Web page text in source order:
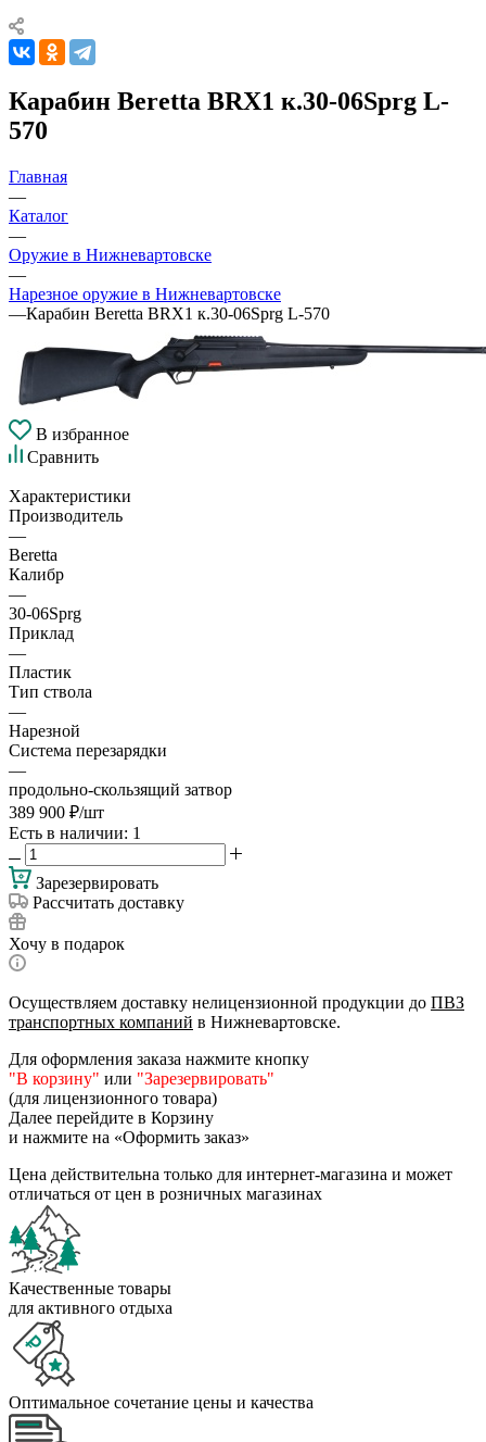
Карабин Beretta BRX1 к.30-06Sprg L-
570
Главная
—
Каталог
—
Оружие в Нижневартовске
—
Нарезное оружие в Нижневартовске
—Карабин Beretta BRX1 к.30-06Sprg L-570
В избранное
Сравнить
Характеристики
Производитель
—
Beretta
Калибр
—
30-06Sprg
Приклад
—
Пластик
Тип ствола
—
Нарезной
Система перезарядки
—
продольно-скользящий затвор
389 900 ₽/шт
Есть в наличии: 1
Зарезервировать
Рассчитать доставку
Хочу в подарок
Осуществляем доставку нелицензионной продукции до ПВЗ
транспортных компаний в Нижневартовске.
Для оформления заказа нажмите кнопку
"В корзину" или "Зарезервировать"
(для лицензионного товара)
Далее перейдите в Корзину
и нажмите на «Оформить заказ»
Цена действительна только для интернет-магазина и может
отличаться от цен в розничных магазинах
Качественные товары
для активного отдыха
Оптимальное сочетание цены и качества